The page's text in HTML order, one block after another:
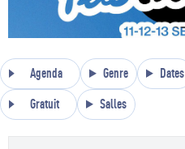
Agenda Genre Dates
Gratuit Salles